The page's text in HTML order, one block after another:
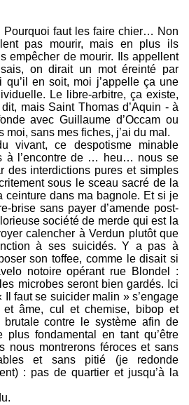
faut les faire chier… Non
pas mourir, mais en plus ils
empêcher de mourir. Ils appellent
on dirait un mot éreinté par
qu’il en soit, moi j’appelle ça une
Le libre-arbitre, ça existe,
mais Saint Thomas d’Aquin - à
avec Guillaume d’Occam ou
moi, sans mes fiches, j’ai du mal.
ce despotisme minable
à l’encontre de … heu… nous se
des interdictions pures et simples
sous le sceau sacré de la
ceinture dans ma bagnole. Et si je
brise sans payer d’amende post-
société de merde qui est la
calencher à Verdun plutôt que
onction à ses suicidés. Y a pas à
son toffee, comme le disait si
notoire opérant rue Blondel :
microbes seront bien gardés. Ici
Il faut se suicider malin » s’engage
et âme, cul et chemise, bibop et
brutale contre le système afin de
plus fondamental en tant qu’être
nous montrerons féroces et sans
et sans pitié (je redonde
: pas de quartier et jusqu’à la